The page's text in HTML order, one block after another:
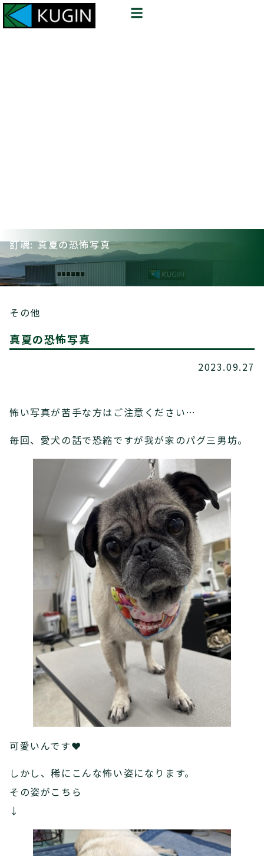
釘魂: 真夏の恐怖写真
その他
真夏の恐怖写真
2023.09.27
怖い写真が苦手な方はご注意ください…
毎回、愛犬の話で恐縮ですが我が家のパグ三男坊。
可愛いんです❤
しかし、稀にこんな怖い姿になります。
その姿がこちら
↓